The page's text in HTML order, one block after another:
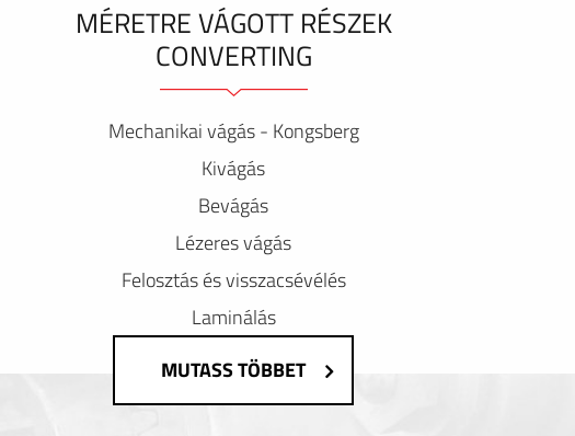
MÉRETRE VÁGOTT RÉSZEK
CONVERTING
Mechanikai vágás - Kongsberg
Kivágás
Bevágás
Lézeres vágás
Felosztás és visszacsévélés
Laminálás
MUTASS TÖBBET